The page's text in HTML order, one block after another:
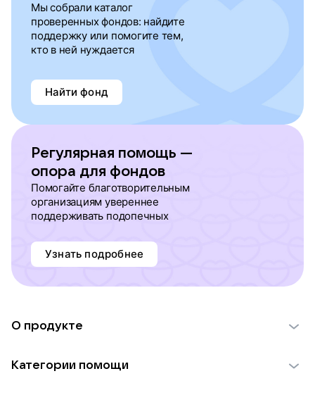
Мы собрали каталог
проверенных фондов: найдите
поддержку или помогите тем,
кто в ней нуждается
Найти фонд
Регулярная помощь —
опора для фондов
Помогайте благотворительным
организациям увереннее
поддерживать подопечных
Узнать подробнее
О продукте
Категории помощи